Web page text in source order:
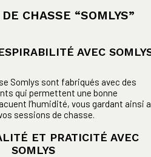
CHASSE “SOMLYS”
AVEC
Somlys sont fabriqués avec des
qui permettent une bonne
l’humidité, vous gardant ainsi
sessions de chasse.
ET PRATICITÉ AVEC
SOMLYS